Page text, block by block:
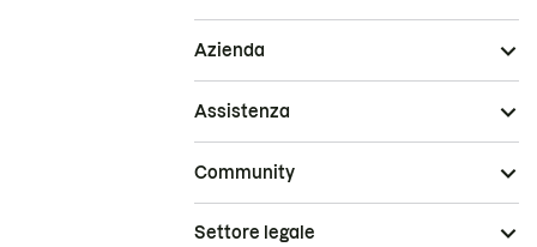
Azienda
Assistenza
Community
Settore legale